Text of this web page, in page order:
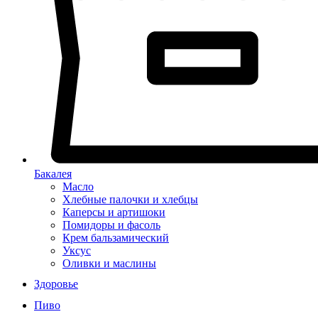
Бакалея
Масло
Хлебные палочки и хлебцы
Каперсы и артишоки
Помидоры и фасоль
Крем бальзамический
Уксус
Оливки и маслины
Здоровье
Пиво